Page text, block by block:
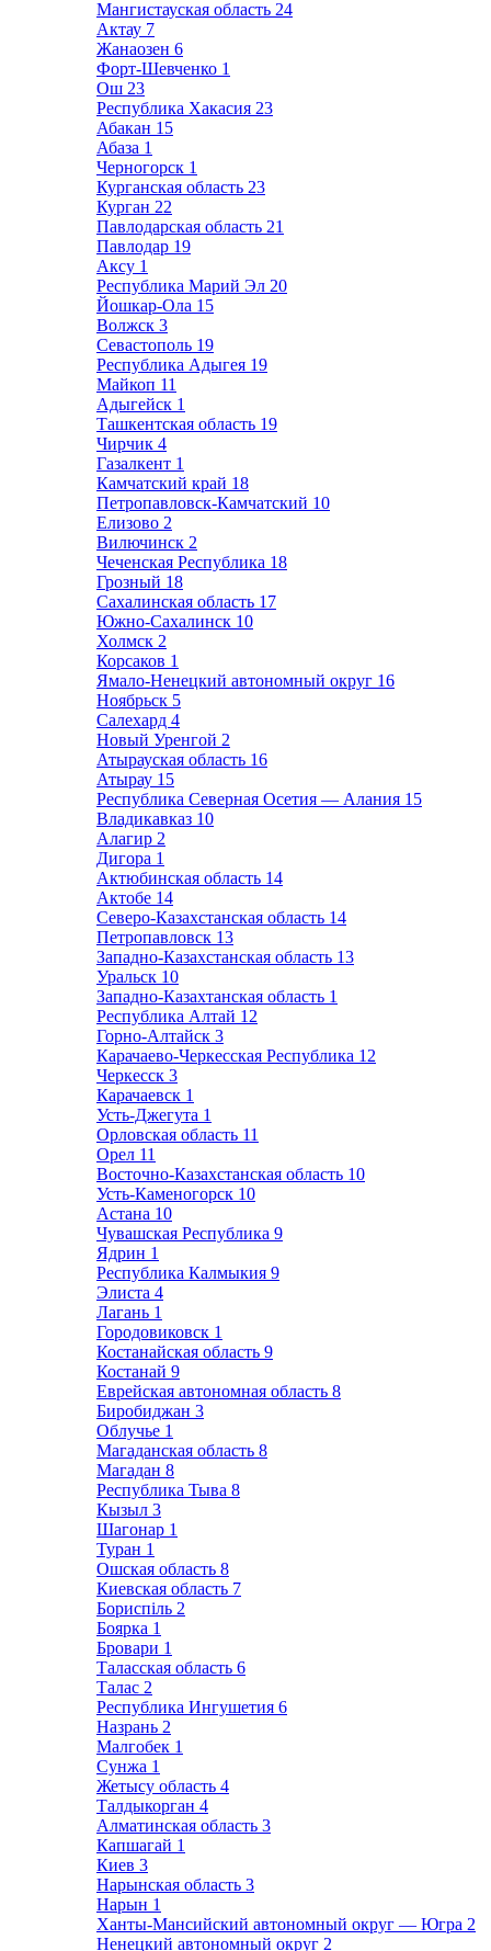
Мангистауская область 24
Актау 7
Жанаозен 6
Форт-Шевченко 1
Ош 23
Республика Хакасия 23
Абакан 15
Абаза 1
Черногорск 1
Курганская область 23
Курган 22
Павлодарская область 21
Павлодар 19
Аксу 1
Республика Марий Эл 20
Йошкар-Ола 15
Волжск 3
Севастополь 19
Республика Адыгея 19
Майкоп 11
Адыгейск 1
Ташкентская область 19
Чирчик 4
Газалкент 1
Камчатский край 18
Петропавловск-Камчатский 10
Елизово 2
Вилючинск 2
Чеченская Республика 18
Грозный 18
Сахалинская область 17
Южно-Сахалинск 10
Холмск 2
Корсаков 1
Ямало-Ненецкий автономный округ 16
Ноябрьск 5
Салехард 4
Новый Уренгой 2
Атырауская область 16
Атырау 15
Республика Северная Осетия — Алания 15
Владикавказ 10
Алагир 2
Дигора 1
Актюбинская область 14
Актобе 14
Северо-Казахстанская область 14
Петропавловск 13
Западно-Казахстанская область 13
Уральск 10
Западно-Казахтанская область 1
Республика Алтай 12
Горно-Алтайск 3
Карачаево-Черкесская Республика 12
Черкесск 3
Карачаевск 1
Усть-Джегута 1
Орловская область 11
Орел 11
Восточно-Казахстанская область 10
Усть-Каменогорск 10
Астана 10
Чувашская Республика 9
Ядрин 1
Республика Калмыкия 9
Элиста 4
Лагань 1
Городовиковск 1
Костанайская область 9
Костанай 9
Еврейская автономная область 8
Биробиджан 3
Облучье 1
Магаданская область 8
Магадан 8
Республика Тыва 8
Кызыл 3
Шагонар 1
Туран 1
Ошская область 8
Киевская область 7
Бориспіль 2
Боярка 1
Бровари 1
Таласская область 6
Талас 2
Республика Ингушетия 6
Назрань 2
Малгобек 1
Сунжа 1
Жетысу область 4
Талдыкорган 4
Алматинская область 3
Капшагай 1
Киев 3
Нарынская область 3
Нарын 1
Ханты-Мансийский автономный округ — Югра 2
Ненецкий автономный округ 2